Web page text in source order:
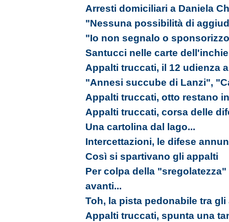
Arresti domiciliari a Daniela
"Nessuna possibilità di
"Io non segnalo o
Santucci nelle carte
Appalti truccati, il 12 udienza
"Annesi succube di Lanzi",
Appalti truccati, otto restano
Appalti truccati, corsa delle
Una cartolina dal lago...
Intercettazioni, le difese
Così si spartivano gli appalti
Per colpa della
avanti...
Toh, la pista pedonabile tra
Appalti truccati, spunta una